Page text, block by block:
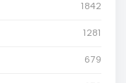
1842
1281
679